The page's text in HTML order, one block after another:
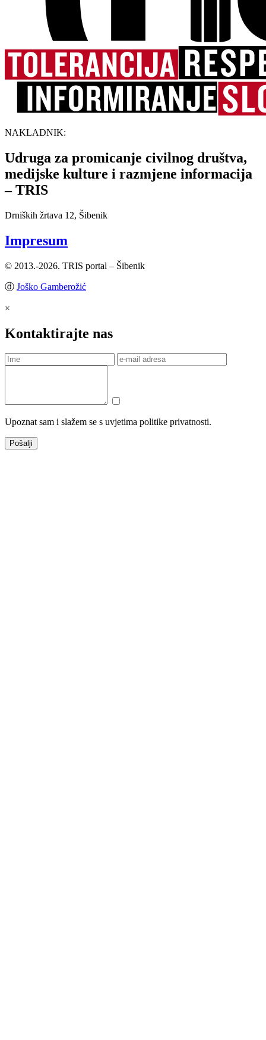
NAKLADNIK:
Udruga za promicanje civilnog društva,
medijske kulture i razmjene informacija
– TRIS
Drniških žrtava 12, Šibenik
Impresum
© 2013.-2026. TRIS portal – Šibenik
ⓓ Joško Gamberožić
×
Kontaktirajte nas
Upoznat sam i slažem se s uvjetima politike privatnosti.
Pošalji